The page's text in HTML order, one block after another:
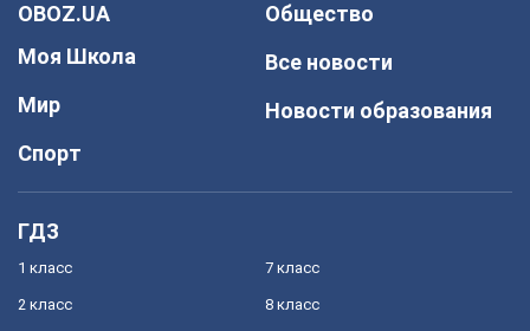
OBOZ.UA
Моя Школа
Мир
Спорт
Общество
Все новости
Новости образования
ГДЗ
1 класс
2 класс
7 класс
8 класс